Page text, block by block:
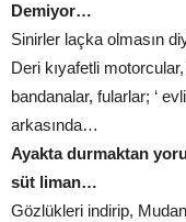
Demiyor…
Sinirler laçka olmasın
Deri kıyafetli
bandanalar, fularlar; ‘
arkasında…
Ayakta durmaktan
süt liman…
Gözlükleri indirip,